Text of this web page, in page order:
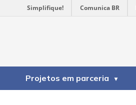
Simplifique! Comunica BR
Projetos em parceria